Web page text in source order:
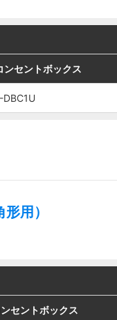
込コンセント
ブルコンセン
2P 15A
ンセントボックス
DBC1U
込コンセント
ブルコンセン
2P 15A
ンセントボックス
DBC1U
用）
込コンセント
セントボックス
込コンセント
セントボックス